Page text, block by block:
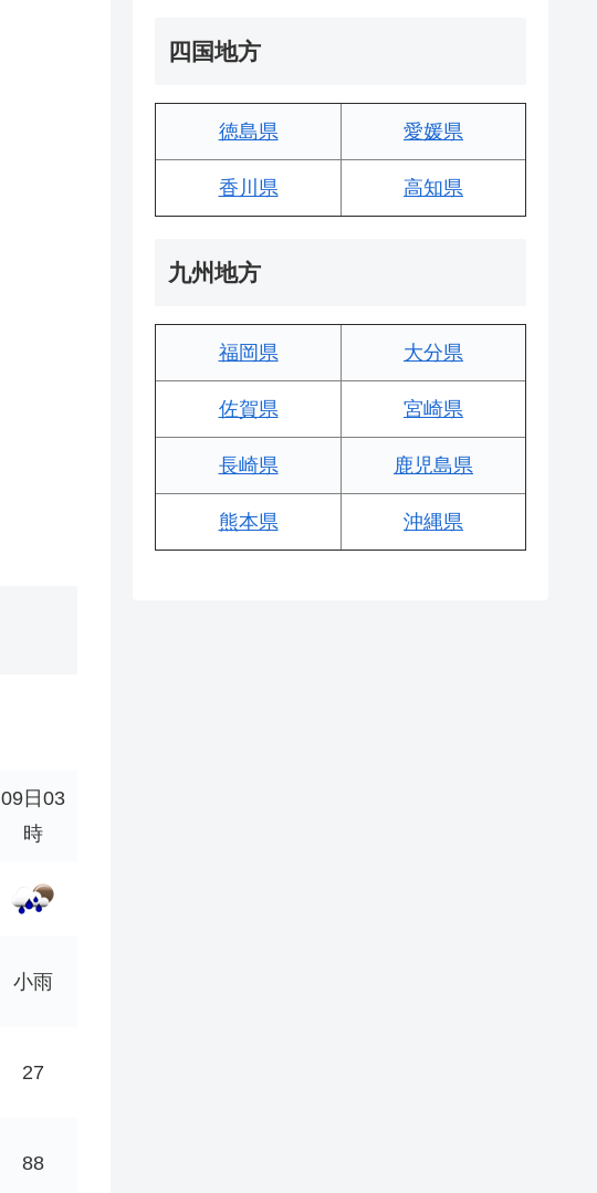
09日03
時
小雨
27
88
四国地方
徳島県 愛媛県
香川県 高知県
九州地方
福岡県 大分県
佐賀県 宮崎県
長崎県 鹿児島県
熊本県 沖縄県